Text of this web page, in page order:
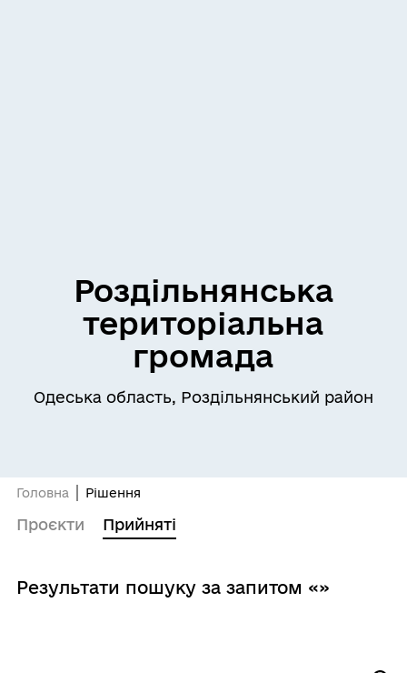
Роздільнянська
територіальна
громада
Одеська область, Роздільнянський район
Головна Рішення
Проєкти Прийняті
Результати пошуку за запитом «»